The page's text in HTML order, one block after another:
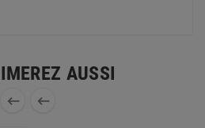
AUSSI
 